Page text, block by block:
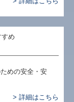
めの安全・安
> 詳細はこちら